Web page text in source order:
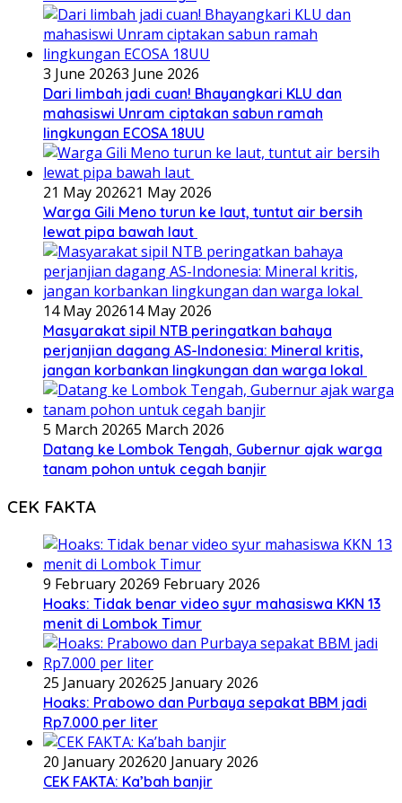
3 June 20263 June 2026
Dari limbah jadi cuan! Bhayangkari KLU dan
mahasiswi Unram ciptakan sabun ramah
lingkungan ECOSA 18UU
21 May 202621 May 2026
Warga Gili Meno turun ke laut, tuntut air bersih
lewat pipa bawah laut
14 May 202614 May 2026
Masyarakat sipil NTB peringatkan bahaya
perjanjian dagang AS-Indonesia: Mineral kritis,
jangan korbankan lingkungan dan warga lokal
5 March 20265 March 2026
Datang ke Lombok Tengah, Gubernur ajak warga
tanam pohon untuk cegah banjir
CEK FAKTA
9 February 20269 February 2026
Hoaks: Tidak benar video syur mahasiswa KKN 13
menit di Lombok Timur
25 January 202625 January 2026
Hoaks: Prabowo dan Purbaya sepakat BBM jadi
Rp7.000 per liter
20 January 202620 January 2026
CEK FAKTA: Ka’bah banjir